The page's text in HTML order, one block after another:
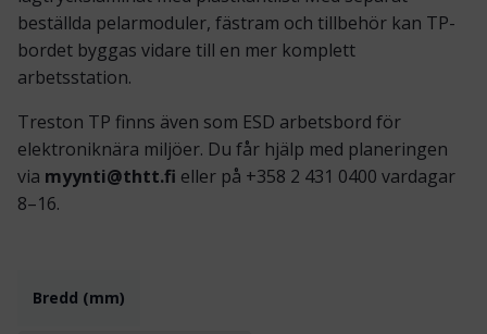
beställda pelarmoduler, fästram och tillbehör kan TP-
bordet byggas vidare till en mer komplett
arbetsstation.
Treston TP finns även som ESD arbetsbord för
elektroniknära miljöer. Du får hjälp med planeringen
via myynti@thtt.fi eller på +358 2 431 0400 vardagar
8–16.
Bredd (mm)